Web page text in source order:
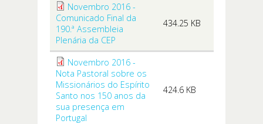
Novembro 2016 -
Comunicado Final da
190.ª Assembleia
Plenária da CEP
434.25 KB
Novembro 2016 -
Nota Pastoral sobre os
Missionários do Espírito
Santo nos 150 anos da
sua presença em
Portugal
424.6 KB